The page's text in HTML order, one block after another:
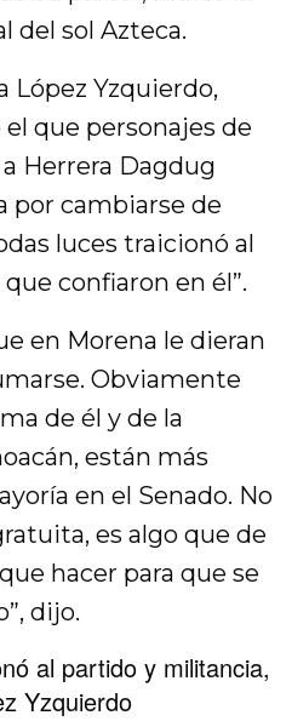
del sol Azteca.
López Yzquierdo,
que personajes de
Herrera Dagdug
por cambiarse de
luces traicionó al
confiaron en él”.
en Morena le dieran
Obviamente
de él y de la
están más
en el Senado. No
es algo que de
hacer para que se
dijo.
al partido y militancia,
Yzquierdo